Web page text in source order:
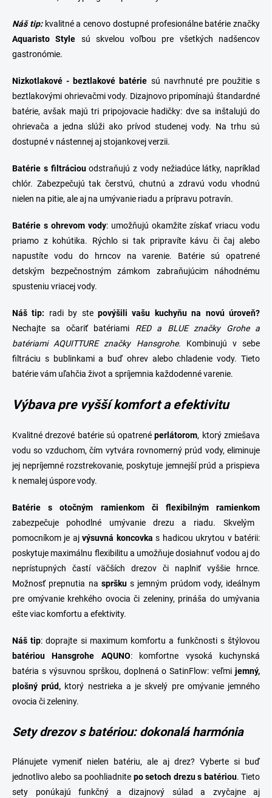
Náš tip:kvalitné a cenovo dostupné profesionálne batérie značky
Aquaristo Style sú skvelou voľbou pre všetkých nadšencov
gastronómie.
Nizkotlakové - beztlakové batérie sú navrhnuté pre použitie s
beztlakovými ohrievačmi vody. Dizajnovo pripomínajú štandardné
batérie, avšak majú tri pripojovacie hadičky: dve sa inštalujú do
ohrievača a jedna slúži ako prívod studenej vody. Na trhu sú
dostupné v nástennej aj stojankovej verzii.
Batérie s filtráciouodstraňujú z vody nežiadúce látky, napríklad
chlór. Zabezpečujú tak čerstvú, chutnú a zdravú vodu vhodnú
nielen na pitie, ale aj na umývanie riadu a prípravu potravín.
Batérie s ohrevom vody: umožňujú okamžite získať vriacu vodu
priamo z kohútika. Rýchlo si tak pripravíte kávu či čaj alebo
napustíte vodu do hrncov na varenie. Batérie sú opatrené
detským bezpečnostným zámkom zabraňujúcim náhodnému
spusteniu vriacej vody.
Náš tip: radi by stepovýšili vašu kuchyňu na novú úroveň?
Nechajte sa očariť batériami RED a BLUE značky Grohe a
batériami AQUITTURE značky Hansgrohe. Kombinujú v sebe
filtráciu s bublinkami a buď ohrev alebo chladenie vody. Tieto
batérie vám uľahčia život a spríjemnia každodenné varenie.
Výbava pre vyšší komfort a efektivitu
Kvalitné drezové batérie sú opatrenéperlátorom, ktorý zmiešava
vodu so vzduchom, čím vytvára rovnomerný prúd vody, eliminuje
jej nepríjemné rozstrekovanie, poskytuje jemnejší prúd a prispieva
k nemalej úspore vody.
Batérie s otočným ramienkom či flexibilným ramienkom
zabezpečuje pohodlné umývanie drezu a riadu. Skvelým
pomocníkom je ajvýsuvná koncovka s hadicou ukrytou v batérii:
poskytuje maximálnu flexibilitu a umožňuje dosiahnuť vodou aj do
neprístupných častí väčších drezov či naplniť vyššie hrnce.
Možnosť prepnutia na sprškus jemným prúdom vody, ideálnym
pre omývanie krehkého ovocia či zeleniny, prináša do umývania
ešte viac komfortu a efektivity.
Náš tip: doprajte si maximum komfortu a funkčnosti s štýlovou
batériou Hansgrohe AQUNO: komfortne vysoká kuchynská
batéria s výsuvnou sprškou, doplnená o SatinFlow: veľmi jemný,
plošný prúd, ktorý nestrieka a je skvelý pre omývanie jemného
ovocia či zeleniny.
Sety drezov s batériou: dokonalá harmónia
Plánujete vymeniť nielen batériu, ale aj drez? Vyberte si buď
jednotlivo alebo sa poohliadnite posetoch drezu s batériou. Tieto
sety ponúkajú funkčný a dizajnový súlad a zvyčajne aj